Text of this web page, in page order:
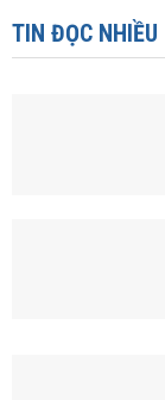
TIN ĐỌC NHIỀU